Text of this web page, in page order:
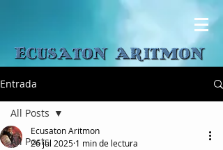
Entrada
All Posts
All Posts
Ecusaton Aritmon
26 jul 2025 1 min de lectura